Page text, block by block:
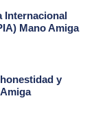
Internacional
Mano Amiga
y